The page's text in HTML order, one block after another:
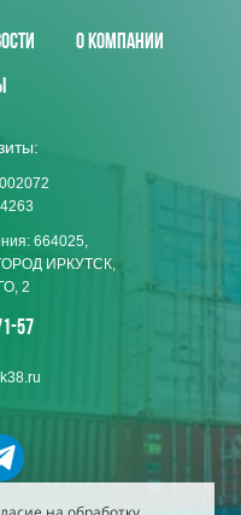
О компании
664025,
ИРКУТСК,
2
57